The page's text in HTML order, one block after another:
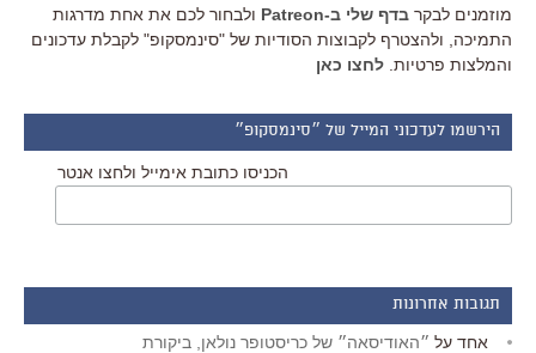
מוזמנים לבקר בדף שלי ב-Patreon
ולבחור לכם את אחת מדרגות
התמיכה, ולהצטרף לקבוצות הסודיות של "סינמסקופ" לקבלת עדכונים
והמלצות פרטיות. לחצו כאן
הירשמו לעדכוני המייל של ״סינמסקופ״
הכניסו כתובת אימייל ולחצו אנטר
תגובות אחרונות
אחד על ״האודיסאה״ של כריסטופר נולאן, ביקורת